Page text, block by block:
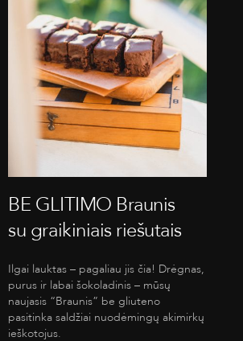
BE GLITIMO Braunis
su graikiniais riešutais
Ilgai lauktas – pagaliau jis čia! Drėgnas,
purus ir labai šokoladinis – mūsų
naujasis “Braunis” be gliuteno
pasitinka saldžiai nuodėmingų akimirkų
ieškotojus.